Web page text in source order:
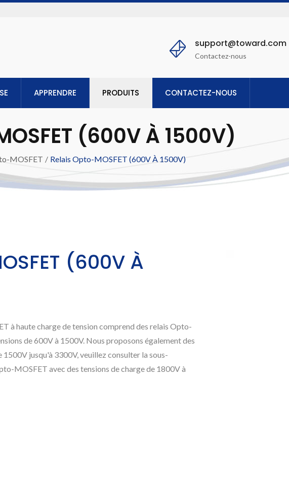
support@toward.com
Contactez-nous
APPRENDRE PRODUITS CONTACTEZ-NOUS
(600V À 1500V)
MOSFET / Relais Opto-MOSFET (600V À 1500V)
(600V À
à haute charge de tension comprend des relais Opto-
de 600V à 1500V. Nous proposons également des
jusqu'à 3300V, veuillez consulter la sous-
MOSFET avec des tensions de charge de 1800V à